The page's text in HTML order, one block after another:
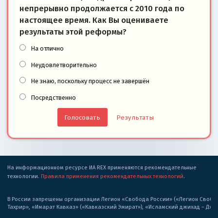
непрерывно продолжается с 2010 года по
настоящее время. Как Вы оцениваете
результаты этой реформы?
На отлично
Неудовлетворительно
Не знаю, поскольку процесс не завершён
Посредственно
Результаты
На информационном ресурсе ИА REX применяются рекомендательные
технологии. Правила применения рекомендательных технологий.
В России запрещены организации Легион «Свобода России» («Легион
Тахрир», «Имарат Кавказ» («Кавказский Эмират»), «Исламский джихад –